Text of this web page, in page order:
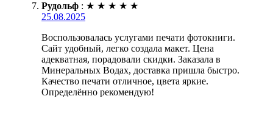
Рудольф : ★ ★ ★ ★ ★
25.08.2025
Воспользовалась услугами печати фотокниги.
Сайт удобный, легко создала макет. Цена
адекватная, порадовали скидки. Заказала в
Минеральных Водах, доставка пришла быстро.
Качество печати отличное, цвета яркие.
Определённо рекомендую!